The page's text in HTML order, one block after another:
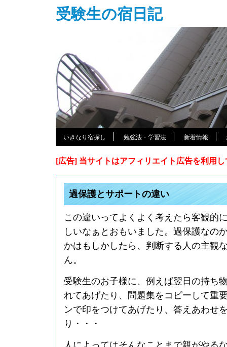
受験生の宿日記
いきなり宿探し 勉強法・学習法 新着情報
[広告] 当サイトはアフィリエイト広告を利用
過保護とサポートの違い
この違いってよくよく考えたら客観的
しいなぁとおもいました。過保護なの
かはもしかしたら、判断する人の主観
ん。
受験生のお子様に、例えば翌日の持ち
れてあげたり、問題集をコピーして重
ンで印をつけてあげたり、答えあわせ
り・・・
人によってはそんなことまで親がやる